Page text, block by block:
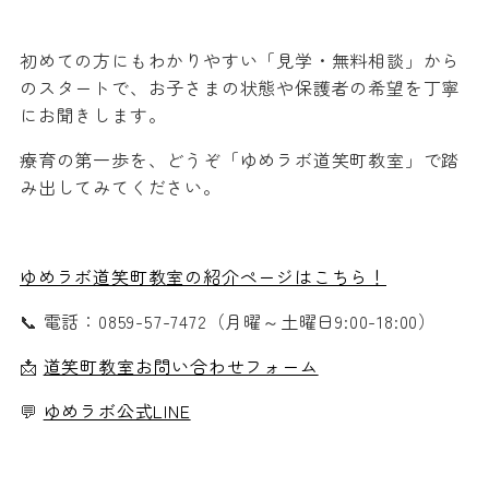
初めての方にもわかりやすい「見学・無料相談」から
のスタートで、お子さまの状態や保護者の希望を丁寧
にお聞きします。
療育の第一歩を、どうぞ「ゆめラボ道笑町教室」で踏
み出してみてください。
ゆめラボ道笑町教室の紹介ページはこちら！
📞 電話： 0859-57-7472 （月曜～土曜日9:00-18:00）
📩 道笑町教室お問い合わせフォーム
💬 ゆめラボ公式LINE